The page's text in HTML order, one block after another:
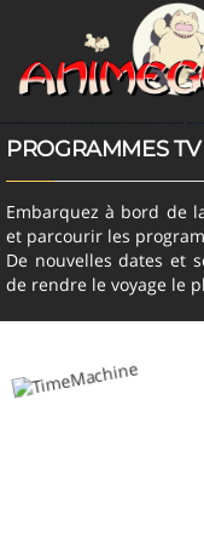
PROGRAMMES TV
Embarquez à bord de
et parcourir les
De nouvelles dates et
de rendre le voyage le
Panneau de gestion des